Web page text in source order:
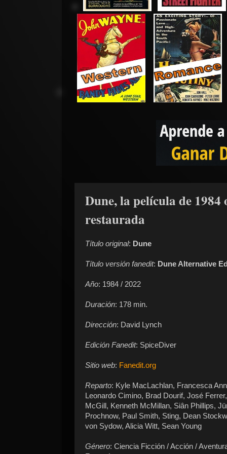
Dune, la película de
restaurada
Título original: Dune
Título versión fanedit: Dune Alternative
Año: 1984 / 2022
Duración: 178 min.
Dirección: David Lynch
Edición Fanedit: SpiceDiver
Sitio web: Fanedit.org
Reparto: Kyle MacLachlan, Francesca
Leonardo Cimino, Brad Dourif, José
McGill, Kenneth McMillan, Siân Phillips,
Prochnow, Paul Smith, Sting, Dean
von Sydow, Alicia Witt, Sean Young
Género: Ciencia Ficción / Acción /